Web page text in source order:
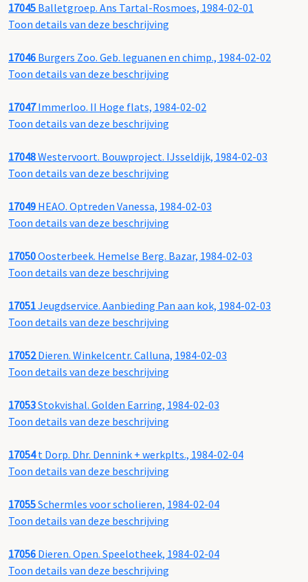
17045 Balletgroep. Ans Tartal-Rosmoes, 1984-02-01
Toon details van deze beschrijving
17046 Burgers Zoo. Geb. leguanen en chimp., 1984-02-02
Toon details van deze beschrijving
17047Immerloo. II Hoge flats, 1984-02-02
Toon details van deze beschrijving
17048Westervoort. Bouwproject. IJsseldijk, 1984-02-03
Toon details van deze beschrijving
17049 HEAO. Optreden Vanessa, 1984-02-03
Toon details van deze beschrijving
17050Oosterbeek. Hemelse Berg. Bazar, 1984-02-03
Toon details van deze beschrijving
17051Jeugdservice. Aanbieding Pan aan kok, 1984-02-03
Toon details van deze beschrijving
17052Dieren. Winkelcentr. Calluna, 1984-02-03
Toon details van deze beschrijving
17053Stokvishal. Golden Earring, 1984-02-03
Toon details van deze beschrijving
17054t Dorp. Dhr. Dennink + werkplts., 1984-02-04
Toon details van deze beschrijving
17055Schermles voor scholieren, 1984-02-04
Toon details van deze beschrijving
17056 Dieren. Open. Speelotheek, 1984-02-04
Toon details van deze beschrijving